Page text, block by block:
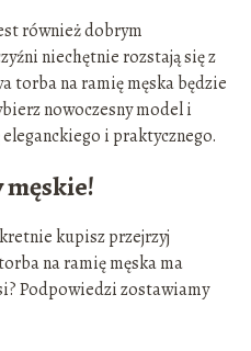
również dobrym
niechętnie rozstają się z
torba na ramię męska będzie
nowoczesny model i
i praktycznego.
kupisz przejrzyj
na ramię męska ma
Podpowiedzi zostawiamy